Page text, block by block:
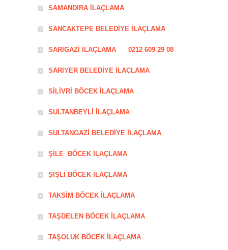
SAMANDIRA İLAÇLAMA
SANCAKTEPE BELEDİYE İLAÇLAMA
SARIGAZİ İLAÇLAMA 0212 609 29 08
SARIYER BELEDİYE İLAÇLAMA
SİLİVRİ BÖCEK İLAÇLAMA
SULTANBEYLİ İLAÇLAMA
SULTANGAZİ BELEDİYE İLAÇLAMA
ŞİLE BÖCEK İLAÇLAMA
ŞİŞLİ BÖCEK İLAÇLAMA
TAKSİM BÖCEK İLAÇLAMA
TAŞDELEN BÖCEK İLAÇLAMA
TAŞOLUK BÖCEK İLAÇLAMA